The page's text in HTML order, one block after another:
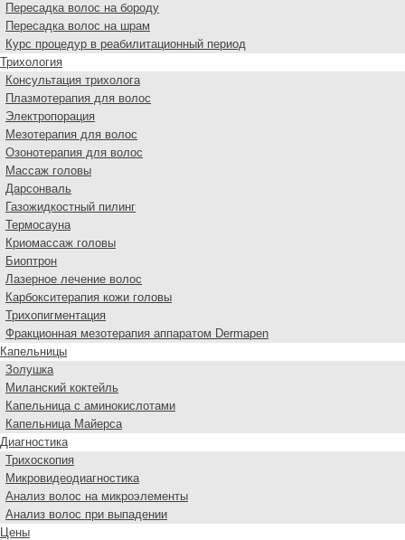
Пересадка волос на бороду
Пересадка волос на шрам
Курс процедур в реабилитационный период
Трихология
Консультация трихолога
Плазмотерапия для волос
Электропорация
Мезотерапия для волос
Озонотерапия для волос
Массаж головы
Дарсонваль
Газожидкостный пилинг
Термосауна
Криомассаж головы
Биоптрон
Лазерное лечение волос
Карбокситерапия кожи головы
Трихопигментация
Фракционная мезотерапия аппаратом Dermapen
Капельницы
Золушка
Миланский коктейль
Капельница с аминокислотами
Капельница Майерса
Диагностика
Трихоскопия
Микровидеодиагностика
Анализ волос на микроэлементы
Анализ волос при выпадении
Цены